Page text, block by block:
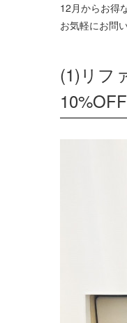
12月からお得
お気軽にお問
(1)リフ
10%OFF